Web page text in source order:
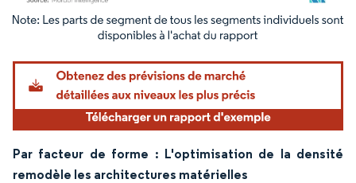
Image © Mordor Intelligence. La réutilisation nécessite une attribution sous CC BY
Par facteur de forme : L'optimisation de la densité
remodèle les architectures matérielles